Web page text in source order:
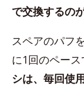
で交換するの
スペアのパフ
に1回のペース
シは、毎回使